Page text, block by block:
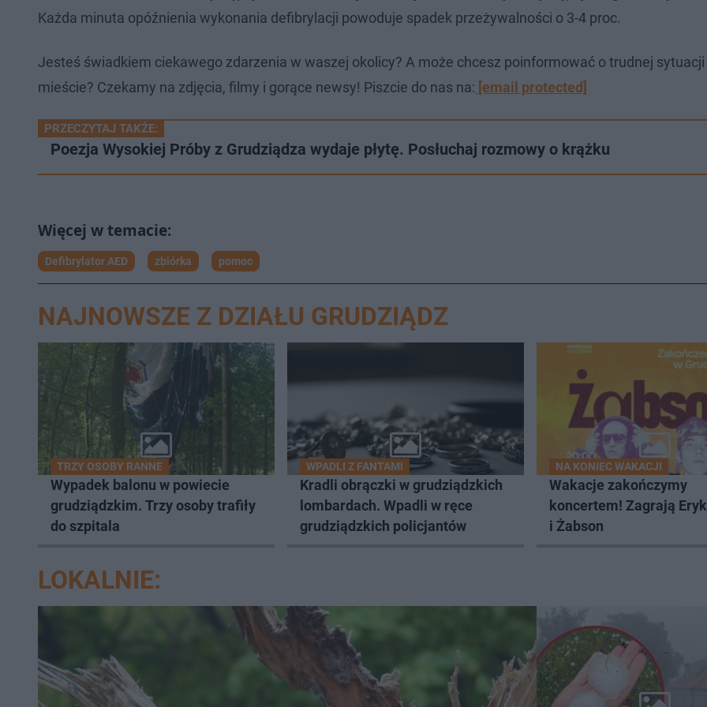
u
o
d
Każda minuta opóźnienia wykonania defibrylacji powoduje spadek przeżywalności o 3-4 proc.
Jesteś świadkiem ciekawego zdarzenia w waszej okolicy? A może chcesz poinformować o trudnej
mieście? Czekamy na zdjęcia, filmy i gorące newsy! Piszcie do nas na: [email protected]
PRZECZYTAJ TAKŻE:
Poezja Wysokiej Próby z Grudziądza wydaje płytę. Posłuchaj rozmowy o krążku
Defibrylator AED zbiórka pomoc
NAJNOWSZE Z DZIAŁU GRUDZIĄDZ
TRZY OSOBY RANNE
Wypadek balonu w powiecie
grudziądzkim. Trzy osoby trafiły
do szpitala
WPADLI Z FANTAMI
Kradli obrączki w grudziądzkich
lombardach. Wpadli w ręce
grudziądzkich policjantów
NA KONIEC WAKACJI
Wakacje zakończymy
koncertem! Zagrają
i Żabson
LOKALNIE: